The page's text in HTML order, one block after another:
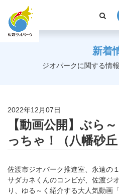
新着
ジオパークに関する情
2022年12月07日
【動画公開】ぶら
っちゃ！（八幡砂丘
佐渡市ジオパーク推進室、永遠の
サダカネくんのコンビが、佐渡ジ
り、ゆる～く紹介する大人気動画「